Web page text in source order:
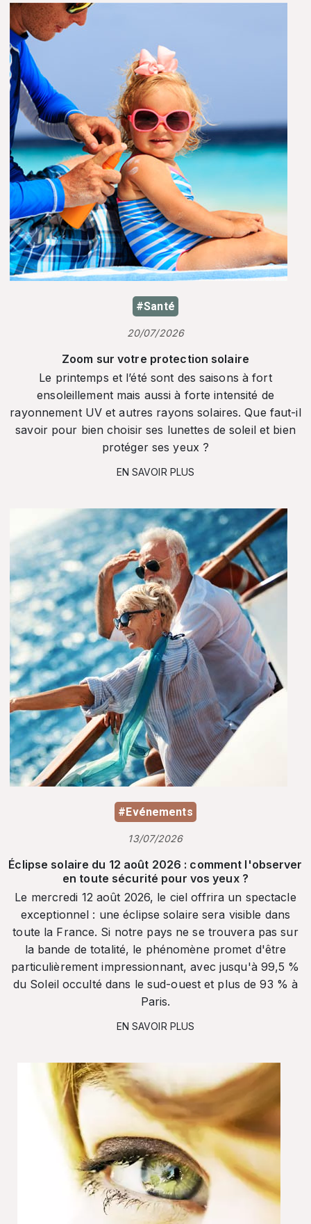
#Santé
20/07/2026
Zoom sur votre protection solaire
Le printemps et l’été sont des saisons à fort
ensoleillement mais aussi à forte intensité de
rayonnement UV et autres rayons solaires. Que faut-il
savoir pour bien choisir ses lunettes de soleil et bien
protéger ses yeux ?
EN SAVOIR PLUS
#Evénements
13/07/2026
Éclipse solaire du 12 août 2026 : comment l'observer
en toute sécurité pour vos yeux ?
Le mercredi 12 août 2026, le ciel offrira un spectacle
exceptionnel : une éclipse solaire sera visible dans
toute la France. Si notre pays ne se trouvera pas sur
la bande de totalité, le phénomène promet d'être
particulièrement impressionnant, avec jusqu'à 99,5 %
du Soleil occulté dans le sud-ouest et plus de 93 % à
Paris.
EN SAVOIR PLUS